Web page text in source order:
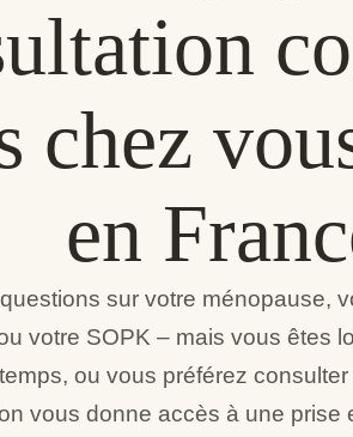
chez
en
sur votre ménopause,
votre SOPK – mais vous êtes
ou vous préférez
vous donne accès à une prise